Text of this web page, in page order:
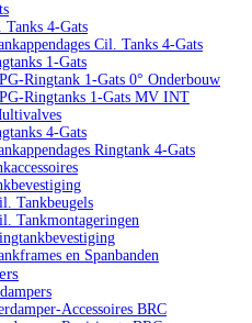
4-Gats
Cil. Tanks 4-Gats
1-Gats
Ringtank 1-Gats 0° Onderbouw
Ringtanks 1-Gats MV INT
4-Gats
Ringtank 4-Gats
Tankbeugels
Tankmontageringen
en Spanbanden
Accessoires BRC